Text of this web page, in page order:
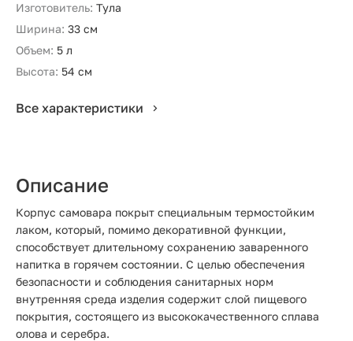
Изготовитель: Тула
Ширина: 33 см
Объем: 5 л
Высота: 54 см
Все характеристики
Описание
Корпус самовара покрыт специальным термостойким
лаком, который, помимо декоративной функции,
способствует длительному сохранению заваренного
напитка в горячем состоянии. С целью обеспечения
безопасности и соблюдения санитарных норм
внутренняя среда изделия содержит слой пищевого
покрытия, состоящего из высококачественного сплава
олова и серебра.